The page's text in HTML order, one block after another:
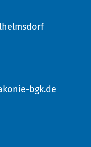
bgk.de